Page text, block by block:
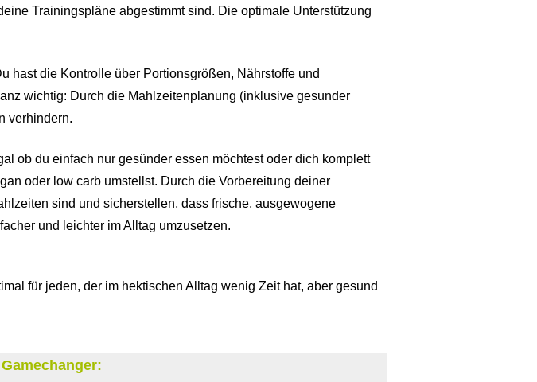
Trainingspläne abgestimmt sind. Die optimale Unterstützung
hast die Kontrolle über Portionsgrößen, Nährstoffe und
wichtig: Durch die Mahlzeitenplanung (inklusive gesunder
verhindern.
ob du einfach nur gesünder essen möchtest oder dich komplett
oder low carb umstellst. Durch die Vorbereitung deiner
sind und sicherstellen, dass frische, ausgewogene
und leichter im Alltag umzusetzen.
für jeden, der im hektischen Alltag wenig Zeit hat, aber gesund